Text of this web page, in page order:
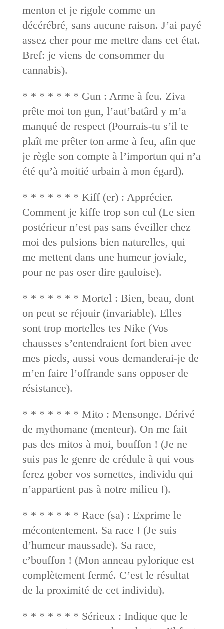
menton et je rigole comme un
décérébré, sans aucune raison. J’ai payé
assez cher pour me mettre dans cet état.
Bref: je viens de consommer du
cannabis).
* * * * * * * Gun : Arme à feu. Ziva
prête moi ton gun, l’aut’batârd y m’a
manqué de respect (Pourrais-tu s’il te
plaît me prêter ton arme à feu, afin que
je règle son compte à l’importun qui n’a
été qu’à moitié urbain à mon égard).
* * * * * * * Kiff (er) : Apprécier.
Comment je kiffe trop son cul (Le sien
postérieur n’est pas sans éveiller chez
moi des pulsions bien naturelles, qui
me mettent dans une humeur joviale,
pour ne pas oser dire gauloise).
* * * * * * * Mortel : Bien, beau, dont
on peut se réjouir (invariable). Elles
sont trop mortelles tes Nike (Vos
chausses s’entendraient fort bien avec
mes pieds, aussi vous demanderai-je de
m’en faire l’offrande sans opposer de
résistance).
* * * * * * * Mito : Mensonge. Dérivé
de mythomane (menteur). On me fait
pas des mitos à moi, bouffon ! (Je ne
suis pas le genre de crédule à qui vous
ferez gober vos sornettes, individu qui
n’appartient pas à notre milieu !).
* * * * * * * Race (sa) : Exprime le
mécontentement. Sa race ! (Je suis
d’humeur maussade). Sa race,
c’bouffon ! (Mon anneau pylorique est
complètement fermé. C’est le résultat
de la proximité de cet individu).
* * * * * * * Sérieux : Indique que le